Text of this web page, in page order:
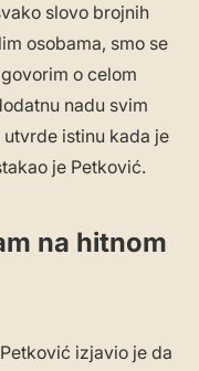
slovo brojnih
osobama, smo se
o celom
nadu svim
istinu kada je
je Petković.
na hitnom
izjavio je da